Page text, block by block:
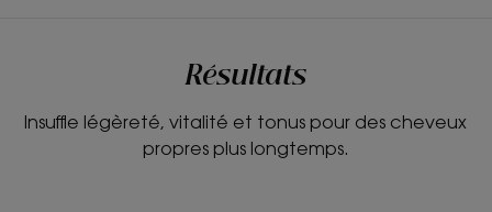
Avantage de la texture
Résultats
Insuffle légèreté, vitalité et tonus pour des cheveux
propres plus longtemps.